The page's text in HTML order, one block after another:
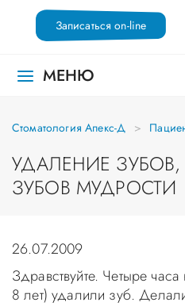
Записаться on-line
МЕНЮ
Стоматология Апекс-Д
УДАЛЕНИЕ
ЗУБОВ МУДРОСТИ
26.07.2009
Здравствуйте. Четыре
8 лет) удалили зуб.